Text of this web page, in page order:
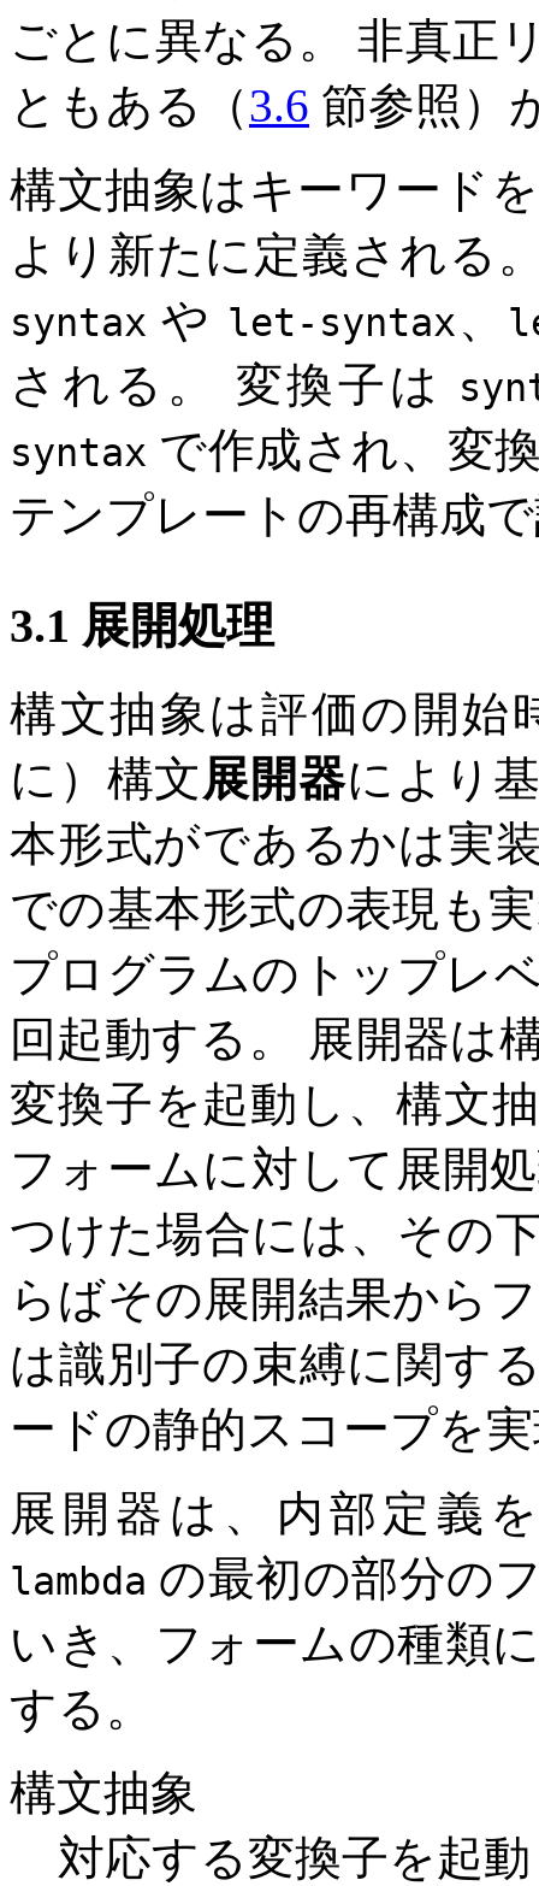
ごとに異なる。 非真正
ともある（3.6 節参照）
構文抽象はキーワードを
より新たに定義される
syntax や let-syntax、
される。 変換子は
syntax で作成され、変
テンプレートの再構成
3.1 展開処理
構文抽象は評価の開始
に）構文展開器により
本形式がであるかは実
での基本形式の表現も
プログラムのトップレ
回起動する。 展開器は
変換子を起動し、構文
フォームに対して展開
つけた場合には、その
らばその展開結果から
は識別子の束縛に関す
ードの静的スコープを
展開器は、内部定義
lambda の最初の部分の
いき、フォームの種類
する。
構文抽象
対応する変換子を起